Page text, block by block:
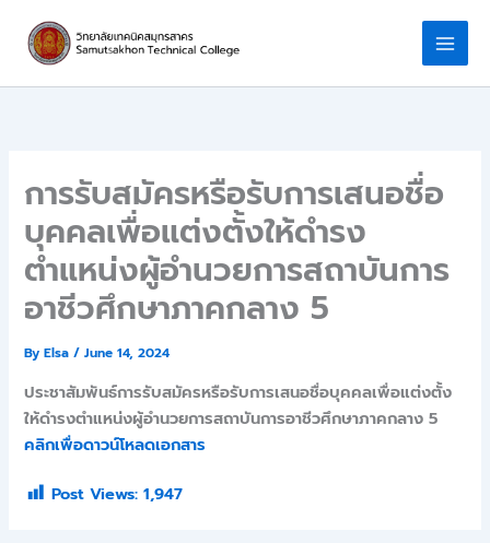
content
การรับสมัครหรือรับการเสนอชื่อ
บุคคลเพื่อแต่งตั้งให้ดำรง
ตำแหน่งผู้อำนวยการสถาบันการ
อาชีวศึกษาภาคกลาง 5
ByElsa/June 14, 2024
ประชาสัมพันธ์การรับสมัครหรือรับการเสนอชื่อบุคคลเพื่อแต่งตั้ง
ให้ดำรงตำแหน่งผู้อำนวยการสถาบันการอาชีวศึกษาภาคกลาง 5
คลิกเพื่อดาวน์โหลดเอกสาร
Post Views: 1,947